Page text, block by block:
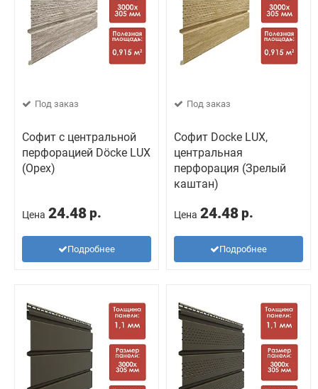
Под заказ
Софит с центральной
перфорацией Döcke LUX
(Орех)
Цена 24.48 р.
Подробнее
Под заказ
Софит Docke LUX,
центральная
перфорация (Зрелый
каштан)
Цена 24.48 р.
Подробнее